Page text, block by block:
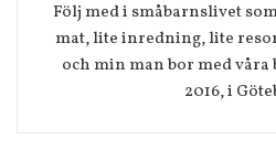
Följ med i småbarnslivet
mat, lite inredning, lite
och min man bor med våra
2016, i